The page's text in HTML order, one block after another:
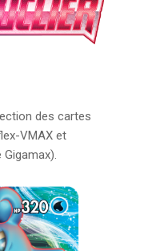
des cartes
VMAX et